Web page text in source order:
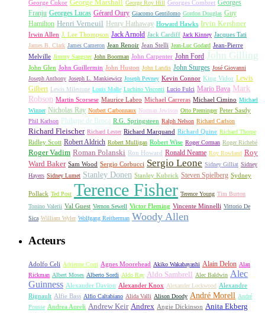
George Cukor George Marshall George Roy Hill Georges Combret Georges
Franju Georges Lucas Gérard Oury Giacomo Gentilomo Gordon Douglas Guy
Hamilton Henri Verneuil Henry Hathaway Howard Hawks Irvin Kershner
Irwin Allen J. Lee Thompson Jack Arnold Jack Cardiff Jack Kinney Jacques Tati
James B. Clark James Cameron Jean Renoir Jean Stelli Jean-Luc Godard Jean-Pierre
Melville Jimmy Sangster John Boorman John Carpenter John Ford John Gilling
John Glen John Guillermin John Huston John Landis John Sturges José Giovanni
Joseph Anthony Joseph L. Mankiewicz Joseph Pevney Kevin Connor King Vidor Lewis
Gilbert Lewis Milestone Louis Malle Luchino Visconti Lucio Fulci Mario Bava Mark
Robson Martin Scorsese Maurice Labro Michael Carreras Michael Cimino Michael
Winner Nicholas Ray Norbert Carbonnaux Norman Jewison Otto Preminger Peter Sasdy
Phil Karlson
Philippe de Broca R.G. Springsteen Ralph Nelson Richard Carlson
Richard Fleischer Richard Lester Richard Marquand Richard Quine Richard Thorpe
Ridley Scott Robert Aldrich Robert Mulligan Robert Wise Roger Corman Roger Richebé
Roger Vadim Roman Polanski Ron Howard Ronald Neame Roy Rowland Roy
Ward Baker Sam Wood Sergio Corbucci Sergio Leone Sidney Gilliat Sidney
Hayers Sidney Lumet Stanley Donen Stanley Kubrick Steven Spielberg Sydney
Pollack Ted Post Terence Fisher Terence Young Tim Burton
Tonino Valerii Val Guest Vernon Sewell Victor Fleming Vincente Minnelli Vittorio De
Sica William Wyler Wolfgang Reitherman Woody Allen
Acteurs
Adolfo Celi Adrienne Corri Agnes Moorehead Akiko Wakabayashi Alain Delon Alan
Rickman Albert Moses Alberto Sordi Aldo Ray Aldo Sambrell Alec Baldwin Alec
Guinness Alexander Davion Alexander Knox Alexander Lockwood Alexandre
Rignault Alfie Bass Alfio Caltabiano Alida Valli Alison Doody André Morell André
Pousse Andrea Aureli Andrew Keir Andrex Angie Dickinson Anita Ekberg